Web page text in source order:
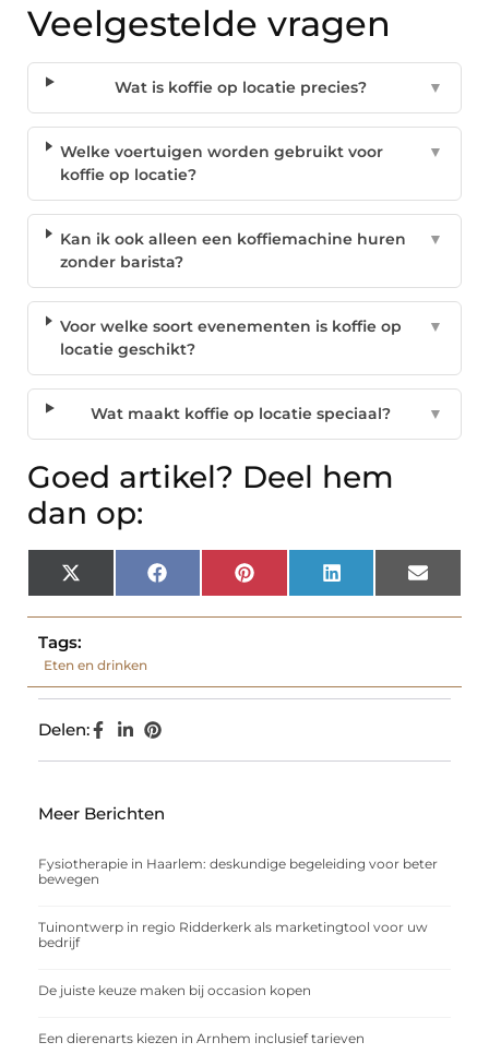
Veelgestelde vragen
Wat is koffie op locatie precies? ▼
Welke voertuigen worden gebruikt voor
koffie op locatie?
▼
Kan ik ook alleen een koffiemachine huren
zonder barista?
▼
Voor welke soort evenementen is koffie op
locatie geschikt?
▼
Wat maakt koffie op locatie speciaal? ▼
Goed artikel? Deel hem
dan op:
X
(Twitter)
Facebook Pinterest LinkedIn Email
Tags:
Eten en drinken
Delen:
Meer Berichten
Fysiotherapie in Haarlem: deskundige begeleiding voor beter
bewegen
Tuinontwerp in regio Ridderkerk als marketingtool voor uw
bedrijf
De juiste keuze maken bij occasion kopen
Een dierenarts kiezen in Arnhem inclusief tarieven